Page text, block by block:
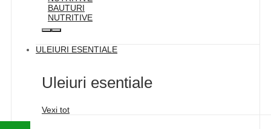
BAUTURI
NUTRITIVE
ULEIURI ESENTIALE
Uleiuri esentiale
Vexi tot